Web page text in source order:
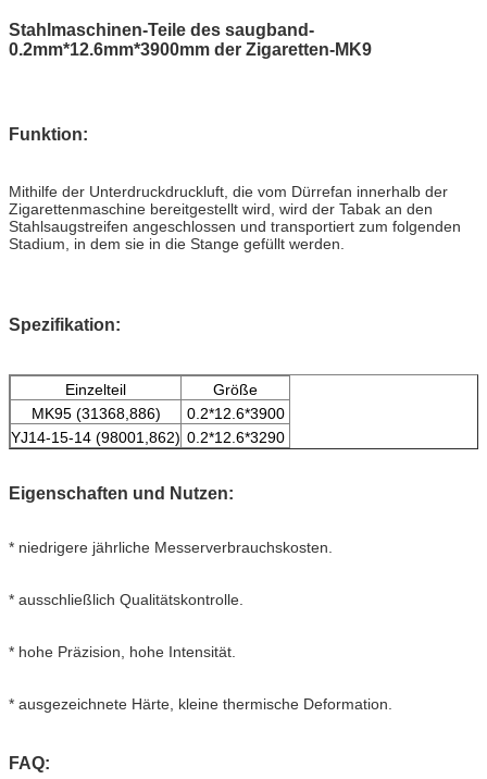
Stahlmaschinen-Teile des saugband-
0.2mm*12.6mm*3900mm der Zigaretten-MK9
Funktion:
Mithilfe der Unterdruckdruckluft, die vom Dürrefan innerhalb der
Zigarettenmaschine bereitgestellt wird, wird der Tabak an den
Stahlsaugstreifen angeschlossen und transportiert zum folgenden
Stadium, in dem sie in die Stange gefüllt werden.
Spezifikation:
Einzelteil
Größe
MK95 (31368,886)
0.2*12.6*3900
YJ14-15-14 (98001,862) 0.2*12.6*3290
Eigenschaften und Nutzen:
* niedrigere jährliche Messerverbrauchskosten.
* ausschließlich Qualitätskontrolle.
* hohe Präzision, hohe Intensität.
* ausgezeichnete Härte, kleine thermische Deformation
FAQ: